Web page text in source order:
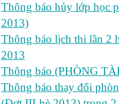
Thông báo hủy lớp học
2013)
Thông báo lịch thi lần 2
2013
Thông báo (PHÒNG
Thông báo thay đổi